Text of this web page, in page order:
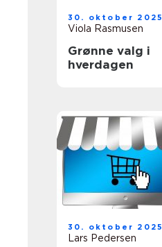
30. oktober 2025
Viola Rasmusen
Grønne valg i
hverdagen
30. oktober 2025
Lars Pedersen